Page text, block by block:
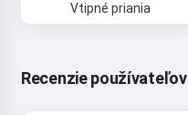
Vtipné priania
Recenzie používateľov